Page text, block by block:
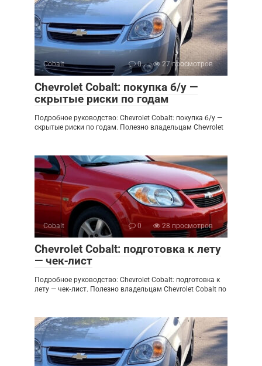
Cobalt 0 27 просмотров
Chevrolet Cobalt: покупка б/у —
скрытые риски по годам
Подробное руководство: Chevrolet Cobalt: покупка б/у —
скрытые риски по годам. Полезно владельцам Chevrolet
Cobalt 0 28 просмотров
Chevrolet Cobalt: подготовка к лету
— чек‑лист
Подробное руководство: Chevrolet Cobalt: подготовка к
лету — чек‑лист. Полезно владельцам Chevrolet Cobalt по